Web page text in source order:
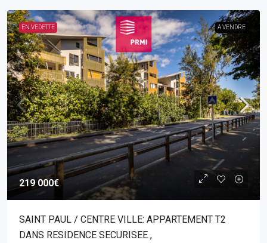
EN VEDETTE A VENDRE
219 000€
SAINT PAUL / CENTRE VILLE: APPARTEMENT T2
DANS RESIDENCE SECURISEE ,